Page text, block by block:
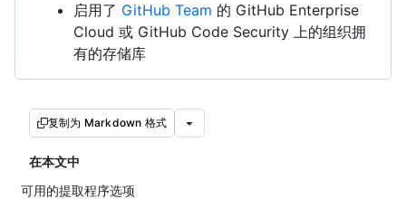
启用了 GitHub Team 的 GitHub Enterprise
Cloud 或 GitHub Code Security 上的组织拥
有的存储库
复制为 Markdown 格式
在本文中
可用的提取程序选项